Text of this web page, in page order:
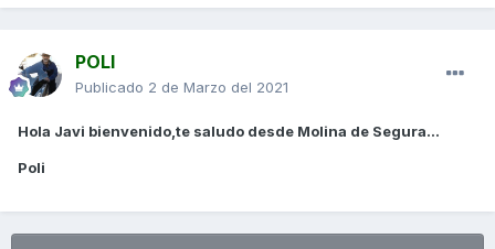
POLI
Publicado 2 de Marzo del 2021
Hola Javi bienvenido,te saludo desde Molina de Segura...
Poli